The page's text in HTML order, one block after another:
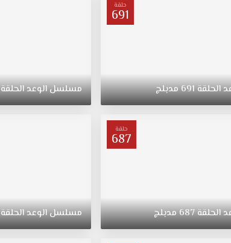
حلقة
691
الحلقة691مدبلج مسلسلالوعدالحلقة
حلقة
687
الحلقة687مدبلج مسلسلالوعدالحلقة